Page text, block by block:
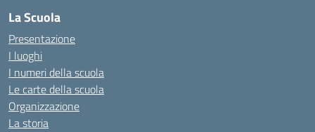
La Scuola
Presentazione
I luoghi
I numeri della scuola
Le carte della scuola
Organizzazione
La storia